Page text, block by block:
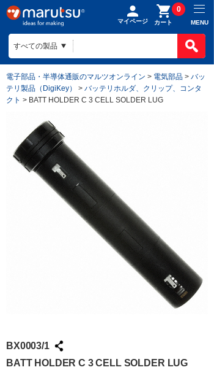
マイページ カート
0
MENU
電子部品・半導体通販のマルツオンライン > 電気部品 > バッ
テリ製品（DigiKey）
> バッテリホルダ、クリップ、コンタ
クト > BATT HOLDER C 3 CELL SOLDER LUG
BX0003/1
BATT HOLDER C 3 CELL SOLDER LUG